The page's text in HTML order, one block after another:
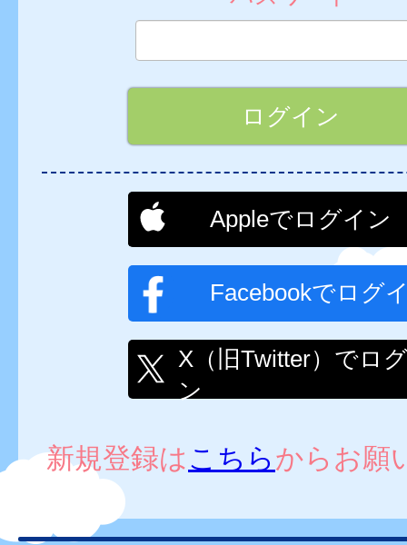
Appleでログイン
Facebookでログ
X（旧Twitter）でロ
ン
新規登録はこちらからお願